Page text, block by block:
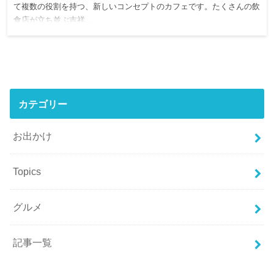
て複数の役割を持つ、新しいコンセプトのカフェです。たくさんの飲
食店が立ち並ぶ吉祥…
カテゴリー
お出かけ
Topics
グルメ
記事一覧